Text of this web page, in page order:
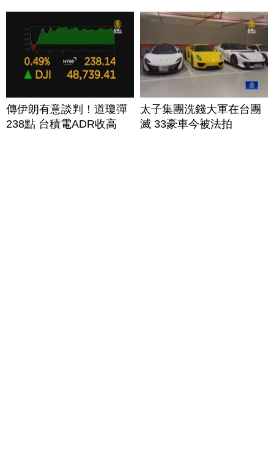
傳伊朗有意談判！道瓊彈
238點 台積電ADR收高
太子集團洗錢大軍在台團
滅 33豪車今被法拍